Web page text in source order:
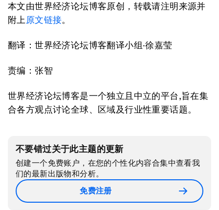
本文由世界经济论坛博客原创，转载请注明来源并
附上 原文链接。
翻译：世界经济论坛博客翻译小组·徐嘉莹
责编：张智
世界经济论坛博客是一个独立且中立的平台,旨在集
合各方观点讨论全球、区域及行业性重要话题。
不要错过关于此主题的更新
创建一个免费账户，在您的个性化内容合集中查看我
们的最新出版物和分析。
免费注册